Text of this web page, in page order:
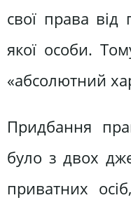
свої права
якої особи.
«абсолютний
Придбання
було з двох
приватних